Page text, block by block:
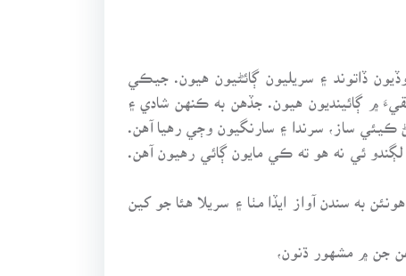
ڏاتوند ۽ سريليون ڳائڻيون هيون. جيڪي
۾ ڳائينديون هيون. جڏهن به ڪنهن شادي ۽
ڪيئي ساز، سرندا ۽ سارنگيون وڄي رهيا آهن.
ئي نه هو ته ڪي مايون ڳائي رهيون آهن.
به سندن آواز ايڏا مٺا ۽ سريلا هئا جو کين
جن ۾ مشهور ڌنون،